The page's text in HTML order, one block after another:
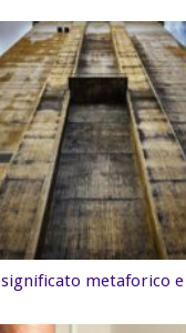
metaforico